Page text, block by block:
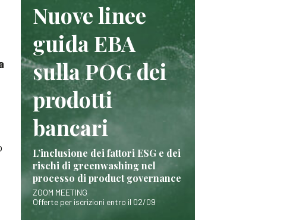
Nuove linee
guida EBA
sulla POG dei
prodotti
bancari
L’inclusione dei fattori ESG e dei
rischi di greenwashing nel
processo di product governance
ZOOM MEETING
Offerte per iscrizioni entro il 02/09